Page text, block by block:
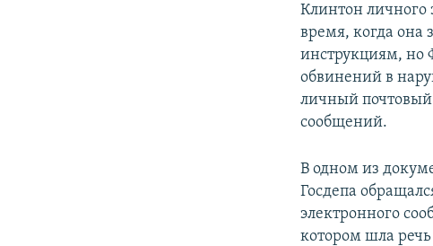
Клинтон личного
время, когда она
инструкциям, но
обвинений в
личный почтовый
сообщений.
В одном из
Госдепа
электронного
котором шла